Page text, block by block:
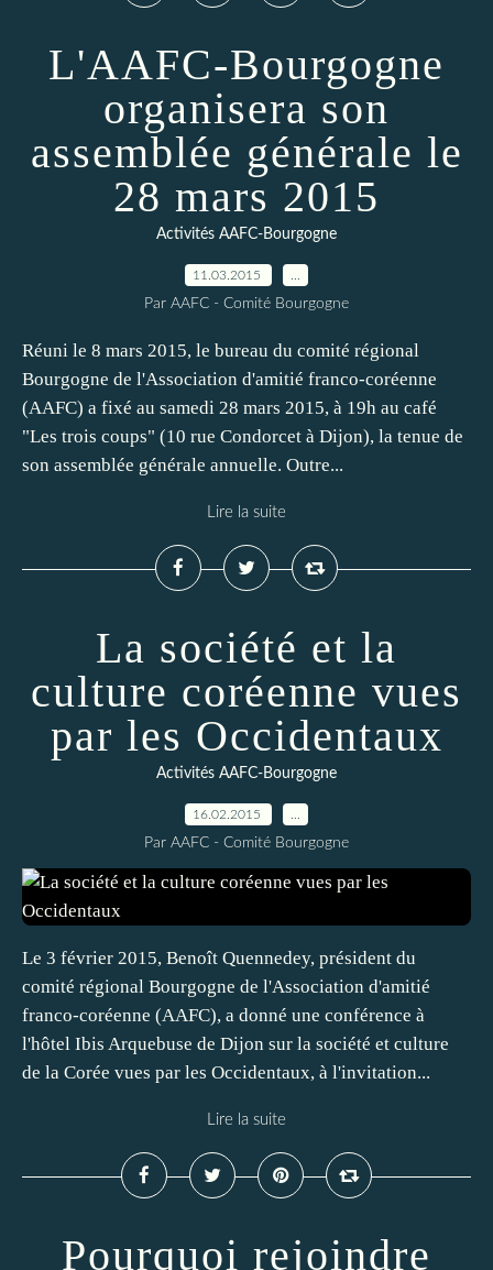
L'AAFC-Bourgogne
organisera son
assemblée générale le
28 mars 2015
Activités AAFC-Bourgogne
11.03.2015
Par AAFC - Comité Bourgogne
Réuni le 8 mars 2015, le bureau du comité régional
Bourgogne de l'Association d'amitié franco-coréenne
(AAFC) a fixé au samedi 28 mars 2015, à 19h au café
"Les trois coups" (10 rue Condorcet à Dijon), la tenue de
son assemblée générale annuelle. Outre...
Lire la suite
La société et la
culture coréenne vues
par les Occidentaux
Activités AAFC-Bourgogne
16.02.2015
Par AAFC - Comité Bourgogne
Le 3 février 2015, Benoît Quennedey, président du
comité régional Bourgogne de l'Association d'amitié
franco-coréenne (AAFC), a donné une conférence à
l'hôtel Ibis Arquebuse de Dijon sur la société et culture
de la Corée vues par les Occidentaux, à l'invitation...
Lire la suite
Pourquoi rejoindre